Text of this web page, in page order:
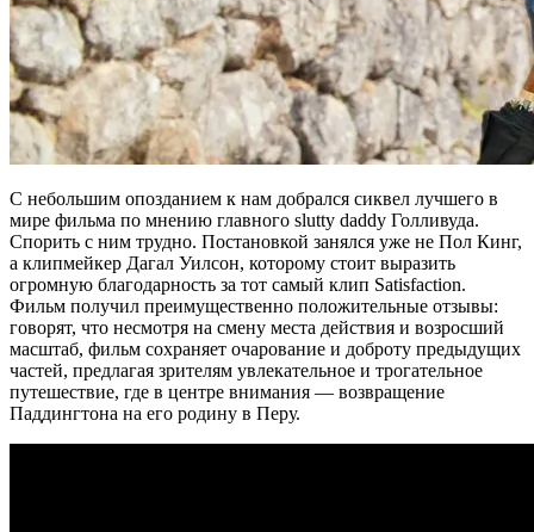
С небольшим опозданием к нам добрался сиквел лучшего в
мире фильма по мнению главного slutty daddy Голливуда.
Спорить с ним трудно. Постановкой занялся уже не Пол Кинг,
а клипмейкер Дагал Уилсон, которому стоит выразить
огромную благодарность за тот самый клип Satisfaction.
Фильм получил преимущественно положительные отзывы:
говорят, что несмотря на смену места действия и возросший
масштаб, фильм сохраняет очарование и доброту предыдущих
частей, предлагая зрителям увлекательное и трогательное
путешествие, где в центре внимания — возвращение
Паддингтона на его родину в Перу.